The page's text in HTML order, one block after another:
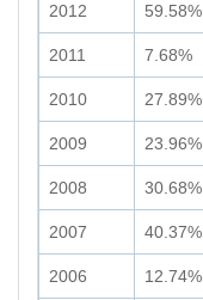
2012 59.58%
2011 7.68%
2010 27.89%
2009 23.96%
2008 30.68%
2007 40.37%
2006 12.74%